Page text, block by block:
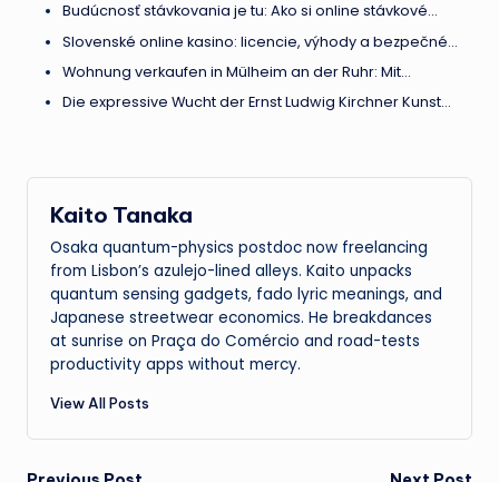
Budúcnosť stávkovania je tu: Ako si online stávkové…
Slovenské online kasino: licencie, výhody a bezpečné…
Wohnung verkaufen in Mülheim an der Ruhr: Mit…
Die expressive Wucht der Ernst Ludwig Kirchner Kunst…
Kaito Tanaka
Osaka quantum-physics postdoc now freelancing
from Lisbon’s azulejo-lined alleys. Kaito unpacks
quantum sensing gadgets, fado lyric meanings, and
Japanese streetwear economics. He breakdances
at sunrise on Praça do Comércio and road-tests
productivity apps without mercy.
View All Posts